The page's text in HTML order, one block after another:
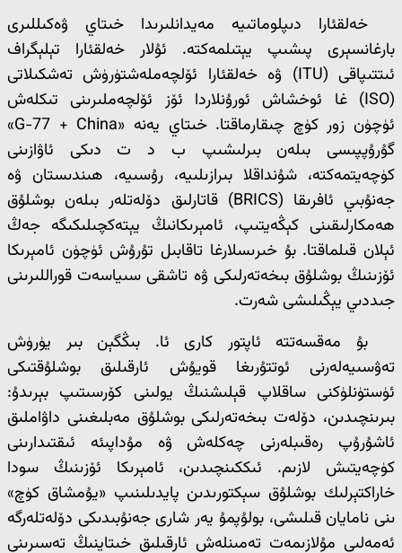
خەلقئارا دىپلوماتىيە مەيدانلىرىدا خىتاي ۋەكىللىرى
بارغانسېرى پىشىپ يېتىلمەكتە. ئۇلار خەلقئارا تېلېگراف
ئىتتىپاقى (ITU) ۋە خەلقئارا ئۆلچەملەشتۈرۈش تەشكىلاتى
(ISO) غا ئوخشاش ئورۇنلاردا ئۆز ئۆلچەملىرىنى تىكلەش
ئۈچۈن زور كۈچ چىقارماقتا. خىتاي يەنە «G-77 + China»
گۇرۇپپىسى بىلەن بىرلىشىپ ب د ت دىكى ئاۋازىنى
كۈچەيتمەكتە، شۇنداقلا بىرازىلىيە، رۇسىيە، ھىندىستان ۋە
جەنۇبىي ئافرىقا (BRICS) قاتارلىق دۆلەتلەر بىلەن بوشلۇق
ھەمكارلىقىنى كېڭەيتىپ، ئامېرىكانىڭ يېتەكچىلىكىگە جەڭ
ئېلان قىلماقتا. بۇ خىرىسلارغا تاقابىل تۇرۇش ئۈچۈن ئامېرىكا
ئۆزىنىڭ بوشلۇق بىخەتەرلىكى ۋە تاشقى سىياسەت قوراللىرىنى
جىددىي يېڭىلىشى شەرت.
بۇ مەقسەتتە ئاپتور كارى ئا. بىڭگېن بىر يۈرۈش
تەۋسىيەلەرنى ئوتتۇرىغا قويۇش ئارقىلىق بوشلۇقتىكى
ئۈستۈنلۈكنى ساقلاپ قېلىشنىڭ يولىنى كۆرسىتىپ بېرىدۇ:
بىرىنچىدىن، دۆلەت بىخەتەرلىكى بوشلۇق مەبلىغىنى داۋاملىق
ئاشۇرۇپ رەقىبلەرنى چەكلەش ۋە مۇداپىئە ئىقتىدارىنى
كۈچەيتىش لازىم. ئىككىنچىدىن، ئامېرىكا ئۆزىنىڭ سودا
خاراكتېرلىك بوشلۇق سېكتورىدىن پايدىلىنىپ «يۇمشاق كۈچ»
ىنى نامايان قىلىشى، بولۇپمۇ يەر شارى جەنۇبىدىكى دۆلەتلەرگە
ئەمەلىي مۇلازىمەت تەمىنلەش ئارقىلىق خىتاينىڭ تەسىرىنى